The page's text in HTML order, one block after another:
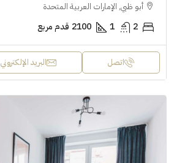
أبو ظبي, الإمارات العربية المتحدة
2
1
2100 قدم مربع
اتصل البريد الإلكتروني